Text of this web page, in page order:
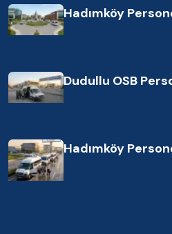
Hadımköy
Dudullu OSB
Hadımköy